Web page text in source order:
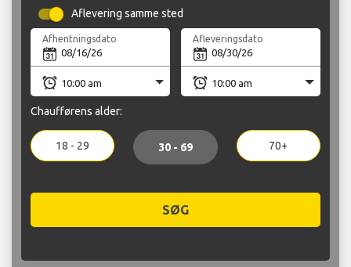
Aflevering samme sted
Afhentningsdato Afleveringsdato
Chaufførens alder:
18 - 29 30 - 69 70+
SØG